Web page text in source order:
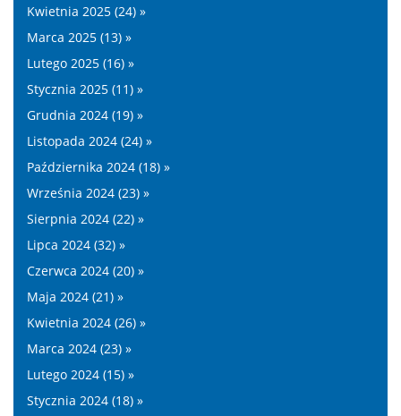
Kwietnia 2025 (24) »
Marca 2025 (13) »
Lutego 2025 (16) »
Stycznia 2025 (11) »
Grudnia 2024 (19) »
Listopada 2024 (24) »
Października 2024 (18) »
Września 2024 (23) »
Sierpnia 2024 (22) »
Lipca 2024 (32) »
Czerwca 2024 (20) »
Maja 2024 (21) »
Kwietnia 2024 (26) »
Marca 2024 (23) »
Lutego 2024 (15) »
Stycznia 2024 (18) »